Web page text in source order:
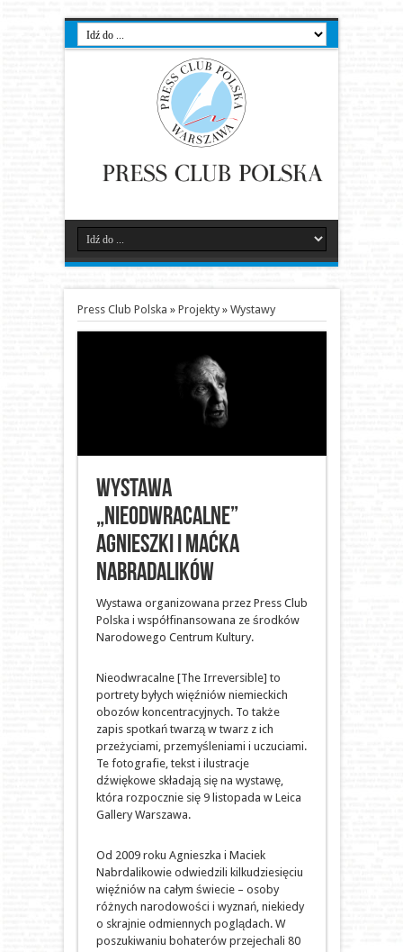
Press Club Polska » Projekty» Wystawy
Wystawa
„Nieodwracalne”
Agnieszki i Maćka
Nabradalików
Wystawa organizowana przez Press Club
Polska i współfinansowana ze środków
Narodowego Centrum Kultury.
Nieodwracalne [The Irreversible] to
portrety byłych więźniów niemieckich
obozów koncentracyjnych. To także
zapis spotkań twarzą w twarz z ich
przeżyciami, przemyśleniami i uczuciami.
Te fotografie, tekst i ilustracje
dźwiękowe składają się na wystawę,
która rozpocznie się 9 listopada w Leica
Gallery Warszawa.
Od 2009 roku Agnieszka i Maciek
Nabrdalikowie odwiedzili kilkudziesięciu
więźniów na całym świecie – osoby
różnych narodowości i wyznań, niekiedy
o skrajnie odmiennych poglądach. W
poszukiwaniu bohaterów przejechali 80